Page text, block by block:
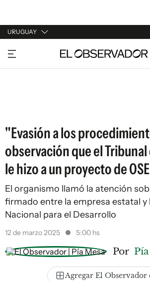
URUGUAY
URUGUAY
ARGENTINA
"Evasión a los
observación que el
le hizo a un proyecto de OSE
El organismo llamó la atención
firmado entre la empresa estatal y
Nacional para el Desarrollo
12 de marzo 2025 5:00 hs
Por
Agregar El Observador